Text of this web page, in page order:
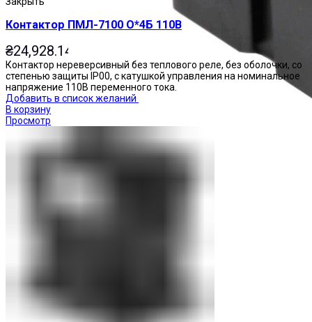
Контактор ПМЛ-7100 О*4Б 110В
₴24,928.14
Контактор нереверсивный без теплового реле, без оболочки, со
степенью защиты IP00, с катушкой управления на номинальное
напряжение 110В переменного тока.
Добавить в список желаний
В корзину
Просмотр